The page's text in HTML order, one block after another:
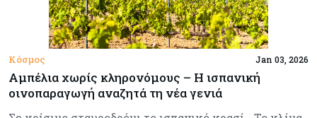
Κόσμος Jan 03, 2026
Αμπέλια χωρίς κληρονόμους – Η ισπανική
οινοπαραγωγή αναζητά τη νέα γενιά